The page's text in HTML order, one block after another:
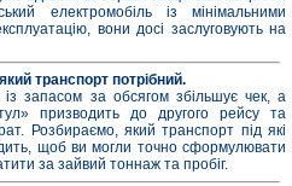
електромобіль із мінімальними
вони досі заслуговують на
транспорт потрібний.
із запасом за обсягом збільшує чек, а
призводить до другого рейсу та
Розбираємо, який транспорт під які
щоб ви могли точно сформулювати
за зайвий тоннаж та пробіг.